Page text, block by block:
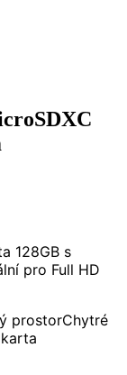
128GB s
pro Full HD
prostorChytré